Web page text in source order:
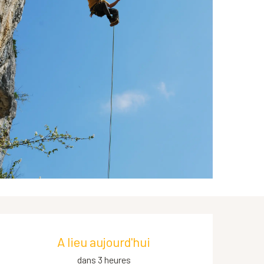
et coordonnées
A lieu aujourd'hui
dans 3 heures